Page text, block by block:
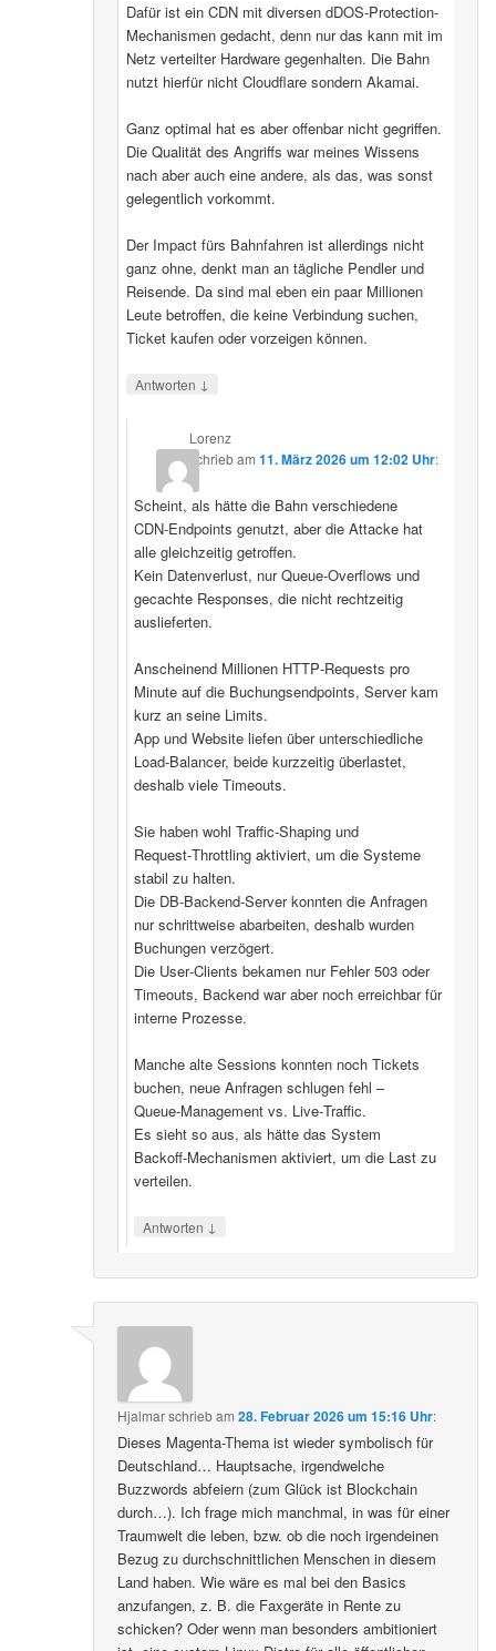
Dafür ist ein CDN mit diversen dDOS-Protection-
Mechanismen gedacht, denn nur das kann mit im
Netz verteilter Hardware gegenhalten. Die Bahn
nutzt hierfür nicht Cloudflare sondern Akamai.
Ganz optimal hat es aber offenbar nicht gegriffen.
Die Qualität des Angriffs war meines Wissens
nach aber auch eine andere, als das, was sonst
gelegentlich vorkommt.
Der Impact fürs Bahnfahren ist allerdings nicht
ganz ohne, denkt man an tägliche Pendler und
Reisende. Da sind mal eben ein paar Millionen
Leute betroffen, die keine Verbindung suchen,
Ticket kaufen oder vorzeigen können.
Antworten ↓
Lorenz
schriebam11. März 2026 um 12:02 Uhr:
Scheint, als hätte die Bahn verschiedene
CDN‑Endpoints genutzt, aber die Attacke hat
alle gleichzeitig getroffen.
Kein Datenverlust, nur Queue‑Overflows und
gecachte Responses, die nicht rechtzeitig
auslieferten.
Anscheinend Millionen HTTP‑Requests pro
Minute auf die Buchungsendpoints, Server kam
kurz an seine Limits.
App und Website liefen über unterschiedliche
Load‑Balancer, beide kurzzeitig überlastet,
deshalb viele Timeouts.
Sie haben wohl Traffic‑Shaping und
Request‑Throttling aktiviert, um die Systeme
stabil zu halten.
Die DB‑Backend-Server konnten die Anfragen
nur schrittweise abarbeiten, deshalb wurden
Buchungen verzögert.
Die User‑Clients bekamen nur Fehler 503 oder
Timeouts, Backend war aber noch erreichbar für
interne Prozesse.
Manche alte Sessions konnten noch Tickets
buchen, neue Anfragen schlugen fehl –
Queue‑Management vs. Live‑Traffic.
Es sieht so aus, als hätte das System
Backoff‑Mechanismen aktiviert, um die Last zu
verteilen.
Antworten ↓
Hjalmarschriebam28. Februar 2026 um 15:16 Uhr:
Dieses Magenta-Thema ist wieder symbolisch für
Deutschland… Hauptsache, irgendwelche
Buzzwords abfeiern (zum Glück ist Blockchain
durch…). Ich frage mich manchmal, in was für einer
Traumwelt die leben, bzw. ob die noch irgendeinen
Bezug zu durchschnittlichen Menschen in diesem
Land haben. Wie wäre es mal bei den Basics
anzufangen, z. B. die Faxgeräte in Rente zu
schicken? Oder wenn man besonders ambitioniert